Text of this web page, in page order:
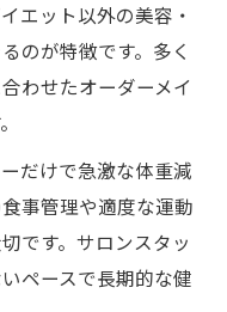
体験する方法とは
コスパ重視の選び
ュエリー効果の理
さが選ばれる理由
なく続く秘訣とは
エット以外の美容・
のが特徴です。多く
わせたオーダーメイ
だけで急激な体重減
事管理や適度な運動
です。サロンスタッ
ペースで長期的な健